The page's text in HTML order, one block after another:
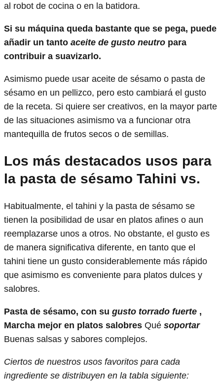
al robot de cocina o en la batidora.
Si su máquina queda bastante que se pega, puede
añadir un tanto aceite de gusto neutro para
contribuir a suavizarlo.
Asimismo puede usar aceite de sésamo o pasta de
sésamo en un pellizco, pero esto cambiará el gusto
de la receta. Si quiere ser creativos, en la mayor parte
de las situaciones asimismo va a funcionar otra
mantequilla de frutos secos o de semillas.
Los más destacados usos para
la pasta de sésamo Tahini vs.
Habitualmente, el tahini y la pasta de sésamo se
tienen la posibilidad de usar en platos afines o aun
reemplazarse unos a otros. No obstante, el gusto es
de manera significativa diferente, en tanto que el
tahini tiene un gusto considerablemente más rápido
que asimismo es conveniente para platos dulces y
salobres.
Pasta de sésamo, con su gusto torrado fuerte ,
Marcha mejor en platos salobres Qué soportar
Buenas salsas y sabores complejos.
Ciertos de nuestros usos favoritos para cada
ingrediente se distribuyen en la tabla siguiente: